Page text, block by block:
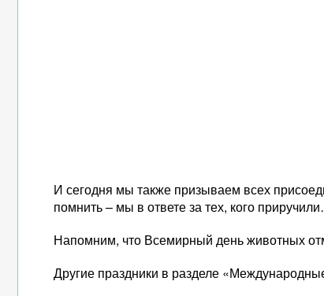
И сегодня мы также призываем всех
помнить – мы в ответе за тех, кого
Напомним, что Всемирный день животных
Другие праздники в разделе